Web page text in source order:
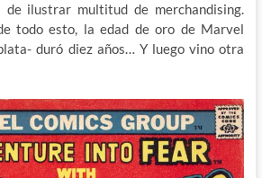
de ilustrar multitud de merchandising.
todo esto, la edad de oro de Marvel
duró diez años… Y luego vino otra